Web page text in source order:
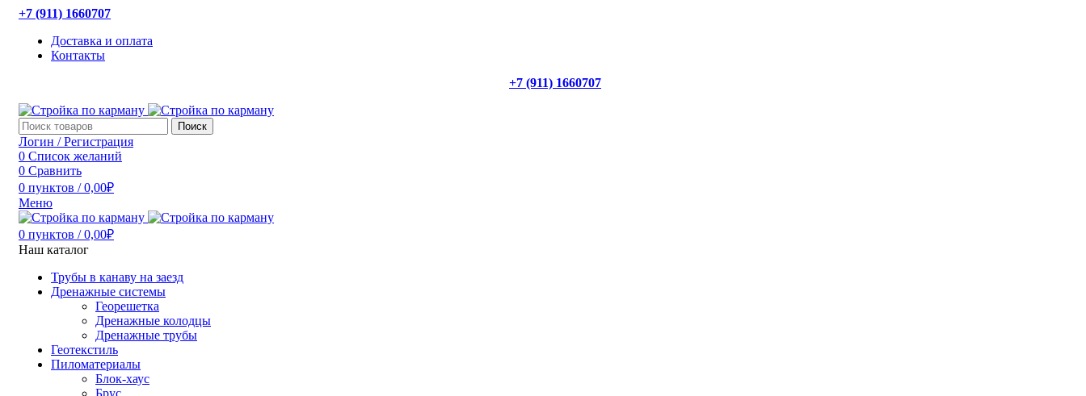
+7 (911) 1660707
Доставка и оплата
Контакты
+7 (911) 1660707
Поиск
Логин / Регистрация
0 Список желаний
0 Сравнить
0 пунктов / 0,00₽
Меню
0 пунктов / 0,00₽
Наш каталог
Трубы в канаву на заезд
Дренажные системы
Георешетка
Дренажные колодцы
Дренажные трубы
Геотекстиль
Пиломатериалы
Блок-хаус
Брус